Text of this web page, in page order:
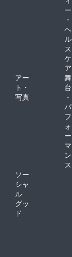
ー
・
ヘ
ル
ス
ケ
ア
アー
ト・
写真
舞
台
・
パ
フ
ォ
ー
マ
ン
ス
ソー
シャ
ル
グッ
ド